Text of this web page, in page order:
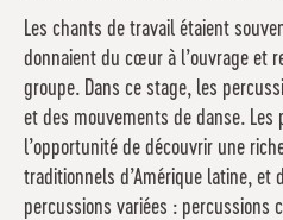
Les chants de travail étaient
donnaient du cœur à l’ouvrage et
groupe. Dans ce stage, les
et des mouvements de danse. Les
l’opportunité de découvrir une
traditionnels d’Amérique latine, et
percussions variées : percussions